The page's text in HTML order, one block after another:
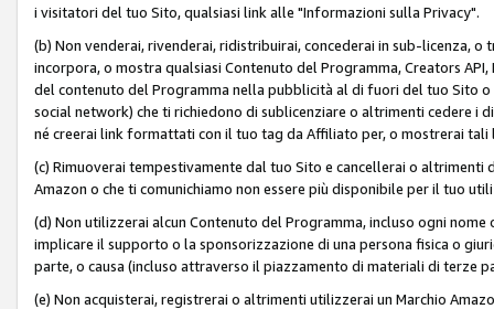
i visitatori del tuo Sito, qualsiasi link alle "Informazioni sulla Privacy".
(b) Non venderai, rivenderai, ridistribuirai, concederai in sub-licenza,
incorpora, o mostra qualsiasi Contenuto del Programma, Creators
del contenuto del Programma nella pubblicità al di fuori del tuo Sito
social network) che ti richiedono di sublicenziare o altrimenti cedere i
né creerai link formattati con il tuo tag da Affiliato per, o mostrerai tali
(c) Rimuoverai tempestivamente dal tuo Sito e cancellerai o
Amazon o che ti comunichiamo non essere più disponibile per il tuo
(d) Non utilizzerai alcun Contenuto del Programma, incluso ogni
implicare il supporto o la sponsorizzazione di una persona fisica o
parte, o causa (incluso attraverso il piazzamento di materiali di terze
(e) Non acquisterai, registrerai o altrimenti utilizzerai un Marchio